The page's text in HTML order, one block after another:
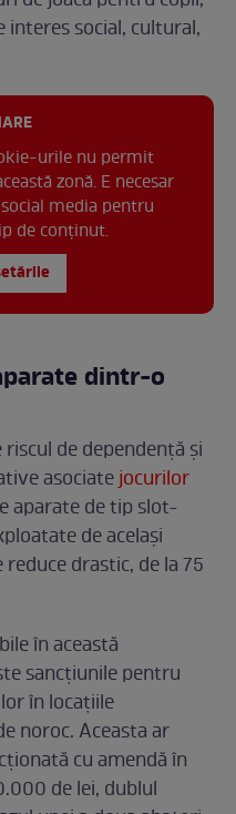
interes social, cultural,
urile nu permit
zonă. E necesar
media pentru
de conținut.
dintr-o
de dependență și
asociatejocurilor
aparate de tip slot-
de același
drastic, de la 75
în această
sancțiunile pentru
în locațiile
noroc. Aceasta ar
cu amendă în
de lei, dublul